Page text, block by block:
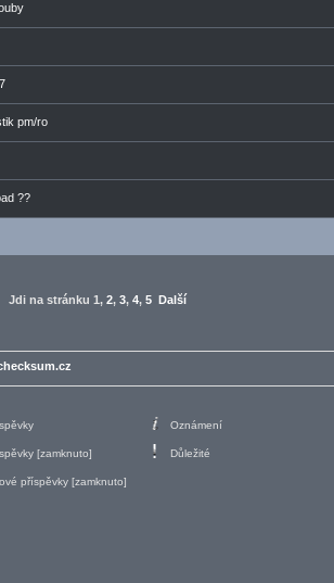
pm/ro
??
Jdi na stránku 1, 2, 3, 4, 5 Další
Oznámení
[zamknuto] Důležité
příspěvky [zamknuto]